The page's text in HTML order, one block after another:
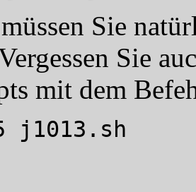
Sie
Sie
mit dem
j1013.sh